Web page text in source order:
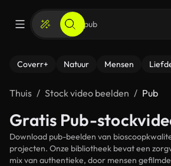
Coverr+ Natuur Mensen
Thuis Stock video beelden Pub
Gratis Pub-
Download pub-beelden van
projecten. Onze bibliotheek bevat een
mix van authentieke, door mensen